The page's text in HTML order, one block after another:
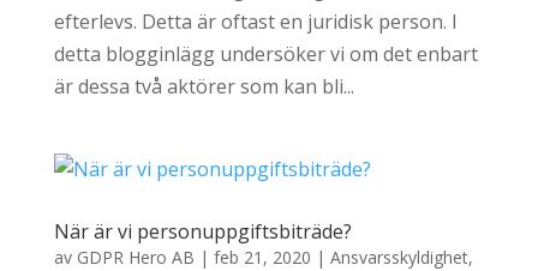
efterlevs. Detta är oftast en juridisk person. I
detta blogginlägg undersöker vi om det enbart
är dessa två aktörer som kan bli...
När är vi personuppgiftsbiträde?
av GDPR Hero AB | feb 21, 2020 | Ansvarsskyldighet,